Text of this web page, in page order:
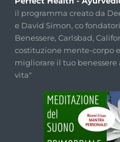
il programma creato da
e David Simon, co
Benessere, Carlsbad,
costituzione mente-corpo
migliorare il tuo benessere
vita"